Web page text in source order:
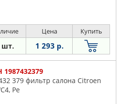
Цена Купить
шт. 1 293 р.
1987432379
379 фильтр салона Citroen
Pe